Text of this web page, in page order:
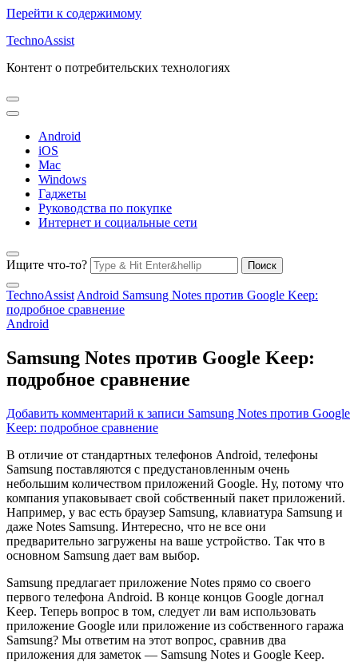
Перейти к содержимому
TechnoAssist
Контент о потребительских технологиях
Android
iOS
Mac
Windows
Гаджеты
Руководства по покупке
Интернет и социальные сети
Ищите что-то?
TechnoAssist Android Samsung Notes против Google Keep:
подробное сравнение
Android
Samsung Notes против Google Keep:
подробное сравнение
Добавить комментарий к записи Samsung Notes против Google
Keep: подробное сравнение
В отличие от стандартных телефонов Android, телефоны
Samsung поставляются с предустановленным очень
небольшим количеством приложений Google. Ну, потому что
компания упаковывает свой собственный пакет приложений.
Например, у вас есть браузер Samsung, клавиатура Samsung и
даже Notes Samsung. Интересно, что не все они
предварительно загружены на ваше устройство. Так что в
основном Samsung дает вам выбор.
Samsung предлагает приложение Notes прямо со своего
первого телефона Android. В конце концов Google догнал
Keep. Теперь вопрос в том, следует ли вам использовать
приложение Google или приложение из собственного гаража
Samsung? Мы ответим на этот вопрос, сравнив два
приложения для заметок — Samsung Notes и Google Keep.